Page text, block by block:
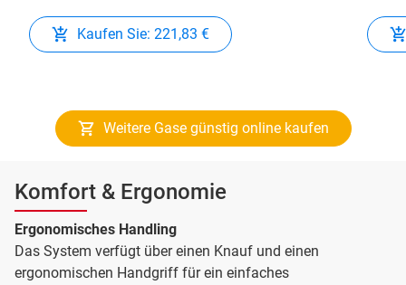
Kaufen Sie: 221,83 €
Weitere Gase günstig online kaufen
Komfort & Ergonomie
Ergonomisches Handling
Das System verfügt über einen Knauf und einen
ergonomischen Handgriff für ein einfaches